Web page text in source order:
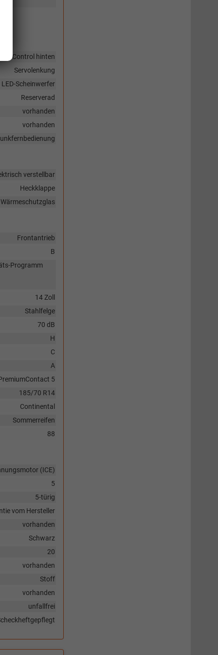
Control hinten
Servolenkung
Scheinwerfer
Reserverad
vorhanden
vorhanden
verstellbar
Heckklappe
Wärmeschutzglas
Frontantrieb
B
Programm
14 Zoll
Stahlfelge
70 dB
H
C
A
5
185/70 R14
Continental
Sommerreifen
88
(ICE)
5
5-türig
vom Hersteller
vorhanden
Schwarz
20
vorhanden
Stoff
vorhanden
unfallfrei